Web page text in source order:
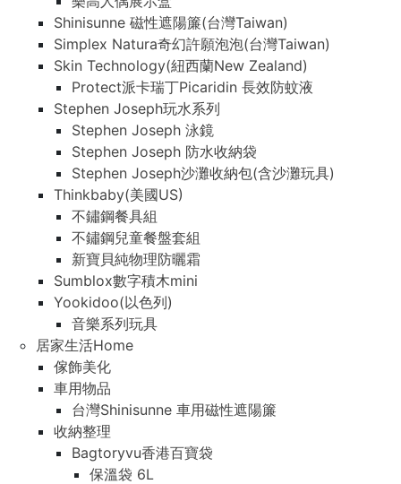
Shinisunne 磁性遮陽簾(台灣Taiwan)
Simplex Natura奇幻許願泡泡(台灣Taiwan)
Skin Technology(紐西蘭New Zealand)
Protect派卡瑞丁Picaridin 長效防蚊液
Stephen Joseph玩水系列
Stephen Joseph 泳鏡
Stephen Joseph 防水收納袋
Stephen Joseph沙灘收納包(含沙灘玩具)
Thinkbaby(美國US)
不鏽鋼餐具組
不鏽鋼兒童餐盤套組
新寶貝純物理防曬霜
Sumblox數字積木mini
Yookidoo(以色列)
音樂系列玩具
居家生活Home
傢飾美化
車用物品
台灣Shinisunne 車用磁性遮陽簾
收納整理
Bagtoryvu香港百寶袋
保溫袋 6L